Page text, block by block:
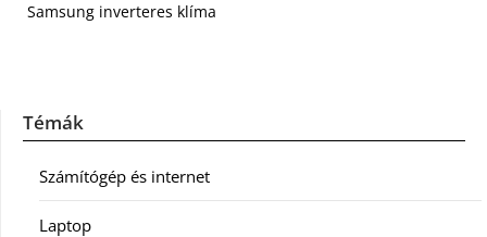
Samsung inverteres klíma
Témák
Számítógép és internet
Laptop